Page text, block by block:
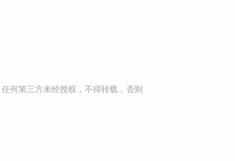
何第三方未经授权，不得转载，否则